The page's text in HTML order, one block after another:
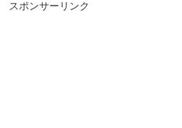
スポンサーリンク